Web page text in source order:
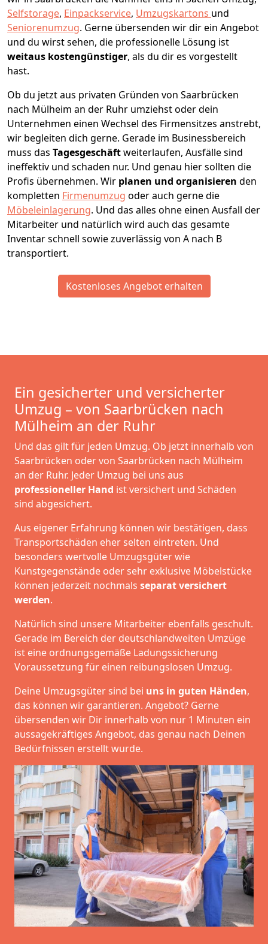
Selfstorage, Einpackservice, Umzugskartons und
Seniorenumzug. Gerne übersenden wir dir ein Angebot
und du wirst sehen, die professionelle Lösung ist
weitaus kostengünstiger, als du dir es vorgestellt
hast.
Ob du jetzt aus privaten Gründen von Saarbrücken
nach Mülheim an der Ruhr umziehst oder dein
Unternehmen einen Wechsel des Firmensitzes anstrebt,
wir begleiten dich gerne. Gerade im Businessbereich
muss das Tagesgeschäftweiterlaufen, Ausfälle sind
ineffektiv und schaden nur. Und genau hier sollten die
Profis übernehmen. Wir planen und organisieren den
kompletten Firmenumzug oder auch gerne die
Möbeleinlagerung. Und das alles ohne einen Ausfall der
Mitarbeiter und natürlich wird auch das gesamte
Inventar schnell sowie zuverlässig von A nach B
transportiert.
Kostenloses Angebot erhalten
Ein gesicherter und versicherter
Umzug – von Saarbrücken nach
Mülheim an der Ruhr
Und das gilt für jeden Umzug. Ob jetzt innerhalb von
Saarbrücken oder von Saarbrücken nach Mülheim
an der Ruhr. Jeder Umzug bei uns aus
professioneller Hand ist versichert und Schäden
sind abgesichert.
Aus eigener Erfahrung können wir bestätigen, dass
Transportschäden eher selten eintreten. Und
besonders wertvolle Umzugsgüter wie
Kunstgegenstände oder sehr exklusive Möbelstücke
können jederzeit nochmals separat versichert
werden.
Natürlich sind unsere Mitarbeiter ebenfalls geschult.
Gerade im Bereich der deutschlandweiten Umzüge
ist eine ordnungsgemäße Ladungssicherung
Voraussetzung für einen reibungslosen Umzug.
Deine Umzugsgüter sind bei uns in guten Händen,
das können wir garantieren. Angebot? Gerne
übersenden wir Dir innerhalb von nur 1 Minuten ein
aussagekräftiges Angebot, das genau nach Deinen
Bedürfnissen erstellt wurde.